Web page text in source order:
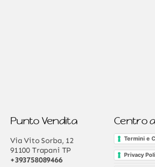
Punto Vendita
Via Vito Sorba, 12
91100 Trapani TP
+393758089466
Centro
Termini e
Privacy